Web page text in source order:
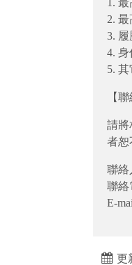
1.
2.
3. 履
4. 身
5.
【
請將
者恕
聯絡
聯絡
E-
更